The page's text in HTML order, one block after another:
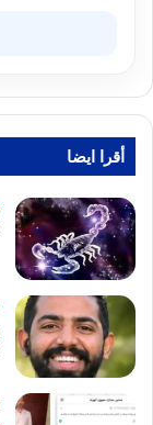
أقرا ايضا